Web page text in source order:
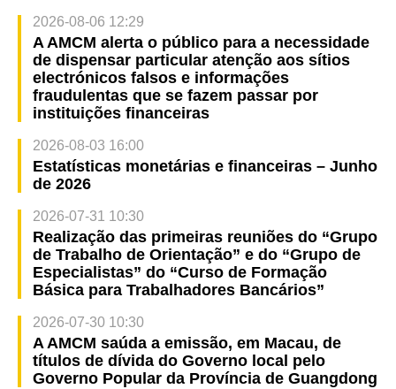
2026-08-06 12:29
A AMCM alerta o público para a necessidade
de dispensar particular atenção aos sítios
electrónicos falsos e informações
fraudulentas que se fazem passar por
instituições financeiras
2026-08-03 16:00
Estatísticas monetárias e financeiras – Junho
de 2026
2026-07-31 10:30
Realização das primeiras reuniões do “Grupo
de Trabalho de Orientação” e do “Grupo de
Especialistas” do “Curso de Formação
Básica para Trabalhadores Bancários”
2026-07-30 10:30
A AMCM saúda a emissão, em Macau, de
títulos de dívida do Governo local pelo
Governo Popular da Província de Guangdong